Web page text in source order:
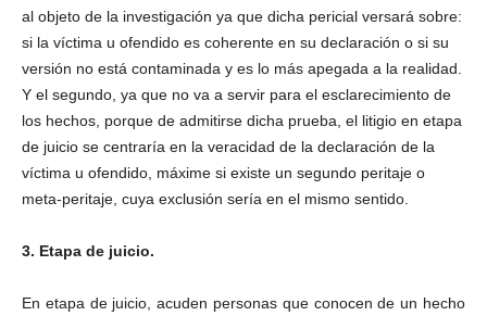
al objeto de la investigación ya que dicha pericial versará sobre:
si la víctima u ofendido es coherente en su declaración o si su
versión no está contaminada y es lo más apegada a la realidad.
Y el segundo, ya que no va a servir para el esclarecimiento de
los hechos, porque de admitirse dicha prueba, el litigio en etapa
de juicio se centraría en la veracidad de la declaración de la
víctima u ofendido, máxime si existe un segundo peritaje o
meta-peritaje, cuya exclusión sería en el mismo sentido.
3. Etapa de juicio.
En etapa de juicio, acuden personas que conocen de un hecho